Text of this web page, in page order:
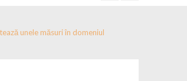
unele măsuri în domeniul